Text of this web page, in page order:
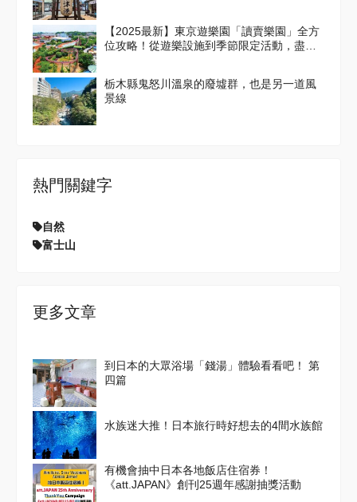
【2025最新】東京遊樂園「讀賣樂園」全方
位攻略！從遊樂設施到季節限定活動，盡情
栃木縣鬼怒川溫泉的廢墟群，也是另一道風
景線
熱門關鍵字
自然
富士山
更多文章
到日本的大眾浴場「錢湯」體驗看看吧！ 第
四篇
水族迷大推！日本旅行時好想去的4間水族館
有機會抽中日本各地飯店住宿券！
《att.JAPAN》創刊25週年感謝抽獎活動